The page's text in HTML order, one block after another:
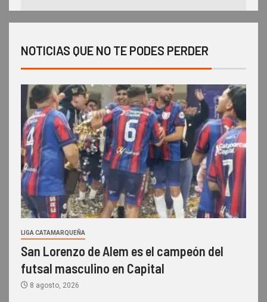
NOTICIAS QUE NO TE PODES PERDER
LIGA CATAMARQUEÑA
San Lorenzo de Alem es el campeón del
futsal masculino en Capital
8 agosto, 2026